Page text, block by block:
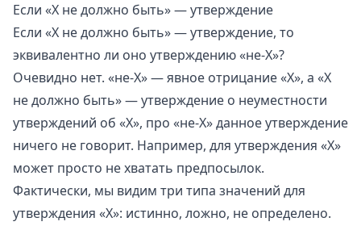
Если «X не должно быть» — утверждение
Если «X не должно быть» — утверждение, то
эквивалентно ли оно утверждению «не-X»?
Очевидно нет. «не-X» — явное отрицание «X», а «X
не должно быть» — утверждение о неуместности
утверждений об «X», про «не-X» данное утверждение
ничего не говорит. Например, для утверждения «X»
может просто не хватать предпосылок.
Фактически, мы видим три типа значений для
утверждения «X»: истинно, ложно, не определено.